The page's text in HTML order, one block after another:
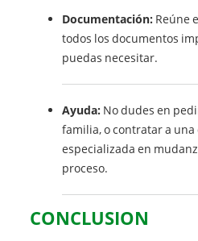
Documentación: Reúne
todos los documentos
puedas necesitar.
Ayuda: No dudes en
familia, o contratar a una
especializada en
proceso.
CONCLUSION